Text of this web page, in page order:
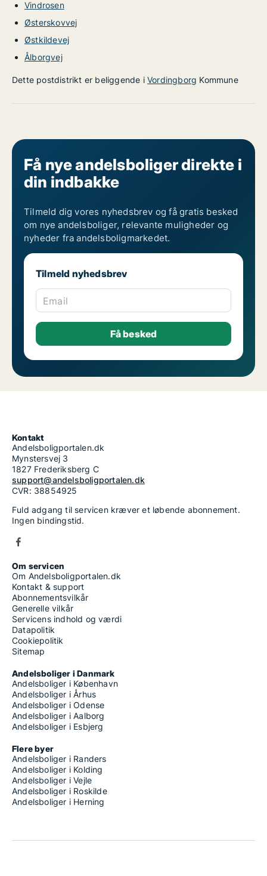
Vindrosen
Østerskovvej
Østkildevej
Ålborgvej
Dette postdistrikt er beliggende i Vordingborg Kommune
Få nye andelsboliger direkte i
din indbakke
Tilmeld dig vores nyhedsbrev og få gratis besked
om nye andelsboliger, relevante muligheder og
nyheder fra andelsboligmarkedet.
Tilmeld nyhedsbrev
Email
Kontakt
Andelsboligportalen.dk
Mynstersvej 3
1827 Frederiksberg C
support@andelsboligportalen.dk
CVR: 38854925
Fuld adgang til servicen kræver et løbende abonnement.
Ingen bindingstid.
Om servicen
Om Andelsboligportalen.dk
Kontakt & support
Abonnementsvilkår
Generelle vilkår
Servicens indhold og værdi
Datapolitik
Cookiepolitik
Sitemap
Andelsboliger i Danmark
Andelsboliger i København
Andelsboliger i Århus
Andelsboliger i Odense
Andelsboliger i Aalborg
Andelsboliger i Esbjerg
Flere byer
Andelsboliger i Randers
Andelsboliger i Kolding
Andelsboliger i Vejle
Andelsboliger i Roskilde
Andelsboliger i Herning